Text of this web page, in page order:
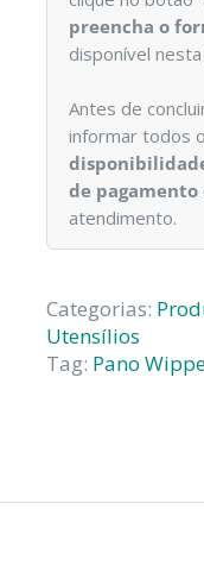
preencha o
disponível nesta
Antes de
informar todos
de pagamento
atendimento.
Categorias:
Utensílios
Tag: Pano